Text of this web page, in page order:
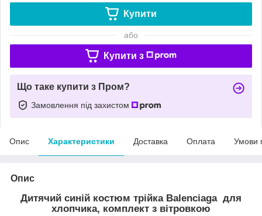
Купити
або
Купити з
Що таке купити з Пром?
Замовлення під захистом
Опис Характеристики Доставка Оплата Умови
Опис
Дитячий синій костюм трійка Balenciaga для
хлопчика, комплект з вітровкою